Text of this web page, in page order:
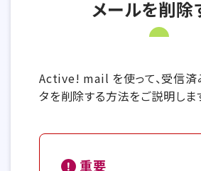
メールを削除
Active! mail を使って、受信済
タを削除する方法をご説明しま
重要